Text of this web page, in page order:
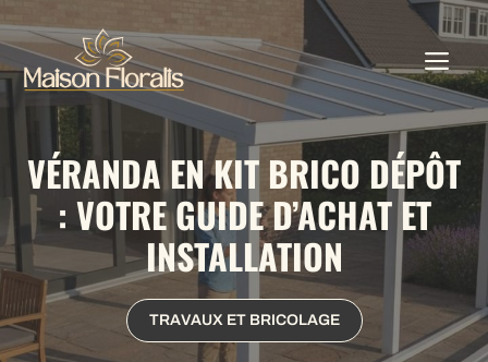
au
contenu
VÉRANDA EN KIT BRICO DÉPÔT
: VOTRE GUIDE D’ACHAT ET
INSTALLATION
TRAVAUX ET BRICOLAGE